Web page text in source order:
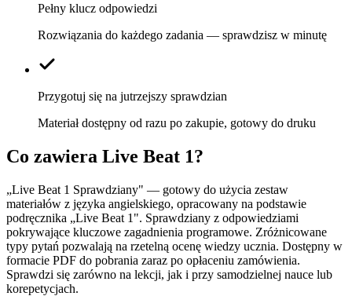
Pełny klucz odpowiedzi
Rozwiązania do każdego zadania — sprawdzisz w minutę
Przygotuj się na jutrzejszy sprawdzian
Materiał dostępny od razu po zakupie, gotowy do druku
Co zawiera Live Beat 1?
„Live Beat 1 Sprawdziany" — gotowy do użycia zestaw
materiałów z języka angielskiego, opracowany na podstawie
podręcznika „Live Beat 1". Sprawdziany z odpowiedziami
pokrywające kluczowe zagadnienia programowe. Zróżnicowane
typy pytań pozwalają na rzetelną ocenę wiedzy ucznia. Dostępny w
formacie PDF do pobrania zaraz po opłaceniu zamówienia.
Sprawdzi się zarówno na lekcji, jak i przy samodzielnej nauce lub
korepetycjach.